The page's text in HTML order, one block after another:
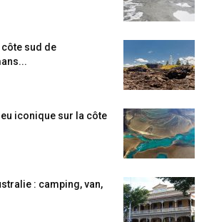
côte sud de
iconique sur la côte
: camping, van,